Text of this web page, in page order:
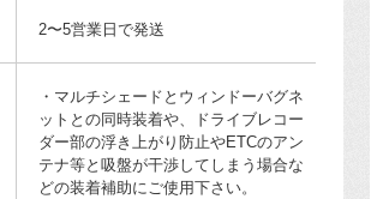
2〜5営業日で発送
・マルチシェードとウィンドーバグネ
ットとの同時装着や、ドライブレコー
ダー部の浮き上がり防止やETCのアン
テナ等と吸盤が干渉してしまう場合な
どの装着補助にご使用下さい。